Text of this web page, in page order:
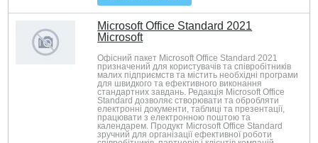
Microsoft Office Standard 2021
Microsoft
Офісний пакет Microsoft Office Standard 2021
призначений для користувачів та співробітників
малих підприємств та містить необхідні програми
для швидкого та ефективного виконання
стандартних завдань. Редакція Microsoft Office
Standard дозволяє створювати та обробляти
електронні документи, таблиці та презентації,
працювати з електронною поштою та
календарем. Продукт Microsoft Office Standard
зручний для організації ефективної роботи